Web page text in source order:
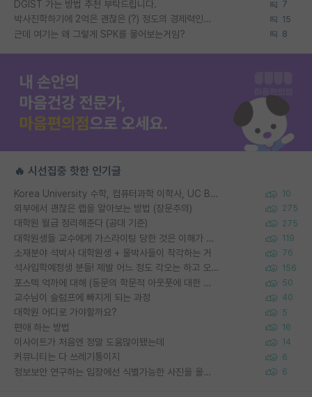
DGIST 가는 방법 추천 부탁드립니다. 7
박사진학하기에 2억은 괜찮은 (?) 정도의 경제력인가요 15
근데 여기는 왜 그렇게 SPK를 물어보는거임? 8
🔥 시선집중 핫한 인기글
Korea University 수학, 컴퓨터과학 이학사, UC Berkeley 산업공학 대학원 공학박사가 되는 것은 쉽지 않겠죠? 10
외부에서 괜찮은 랩을 알아보는 방법 (장문주의) 275
대학원 월급 정리해준다 (공대 기준) 275
대학원생들 교수에게 가스라이팅 당한 것은 이해가 갑니다. 안타깝네요. 119
소재분야 석박사 대학원생 + 물박사들이 착각하는 거 76
석사입학예정생 분들! 제발 어느 정도 각오는 하고 오세요. 156
포스텍 억까에 대해 (동문의 학문적 아웃풋에 대한 반박) 50
교수님이 슬럼프에 빠지게 되는 과정 40
대학원 어디로 가야할까요? 5
편애 하는 방법 16
이사이트가 처음엔 정말 도움많이됐는데 14
커뮤니티는 다 쓰레기통이지 6
정보보안 연구하는 입장에선 식별가능한 사진을 올리는건 비추이긴함 6